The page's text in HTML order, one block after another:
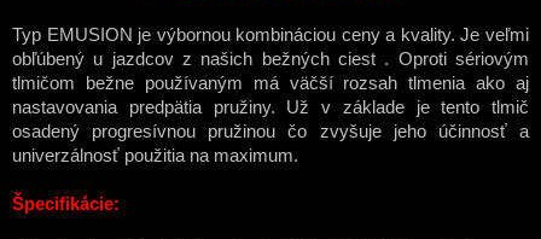
Typ EMUSION je výbornou kombináciou ceny a kvality. Je veľmi
obľúbený u jazdcov z našich bežných ciest . Oproti sériovým
tlmičom bežne používaným má väčší rozsah tlmenia ako aj
nastavovania predpätia pružiny. Už v základe je tento tlmič
osadený progresívnou pružinou čo zvyšuje jeho účinnosť a
univerzálnosť použitia na maximum.
Špecifikácie: